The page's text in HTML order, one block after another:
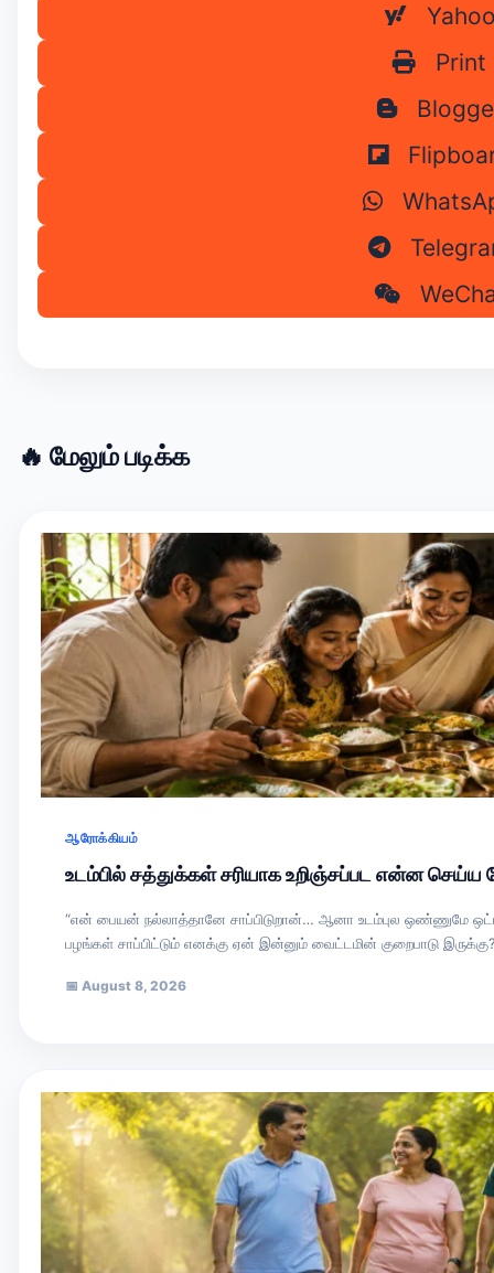
Print
🔥 மேலும் படிக்க
ஆரோக்கியம்
உடம்பில் சத்துக்கள் சரியாக உறிஞ்சப்பட என்ன
“என் பையன் நல்லாத்தானே சாப்பிடுறான்… ஆனா உடம்புல ஒண்ணுமே ஒட்ட
பழங்கள் சாப்பிட்டும் எனக்கு ஏன் இன்னும் வைட்டமின் குறைபாடு
📅 August 8, 2026